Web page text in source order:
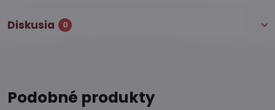
Diskusia 0
Podobné produkty